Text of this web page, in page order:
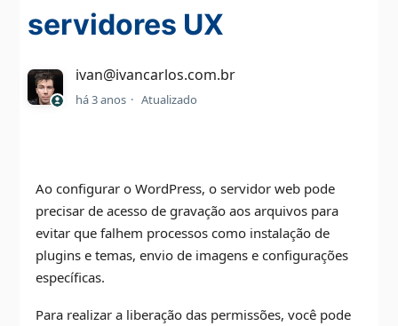
servidores UX
ivan@ivancarlos.com.br
há 3 anos Atualizado
Ao configurar o WordPress, o servidor web pode
precisar de acesso de gravação aos arquivos para
evitar que falhem processos como instalação de
plugins e temas, envio de imagens e configurações
específicas.
Para realizar a liberação das permissões, você pode